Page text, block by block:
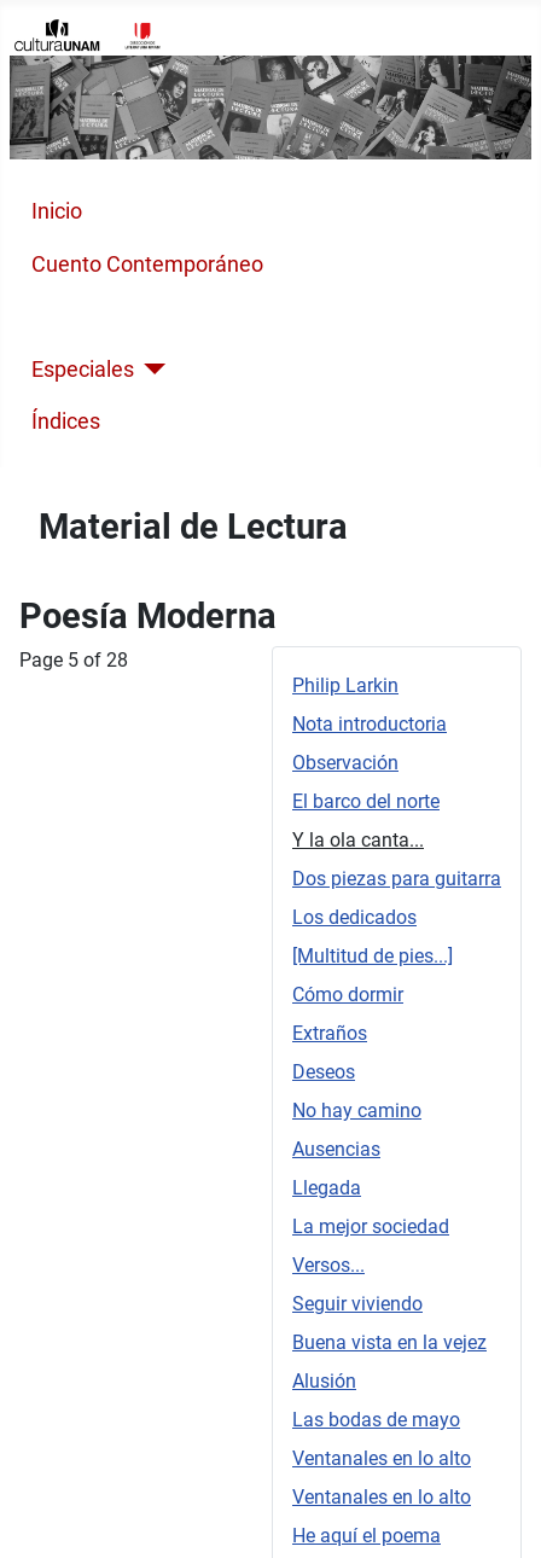
Inicio
Cuento Contemporáneo
Especiales
Índices
Material de Lectura
Poesía Moderna
Philip Larkin
Nota introductoria
Observación
El barco del norte
Y la ola canta...
Dos piezas para guitarra
Los dedicados
[Multitud de pies...]
Cómo dormir
Extraños
Deseos
No hay camino
Ausencias
Llegada
La mejor sociedad
Versos...
Seguir viviendo
Buena vista en la vejez
Alusión
Las bodas de mayo
Ventanales en lo alto
Ventanales en lo alto
He aquí el poema
Page 5 of 28